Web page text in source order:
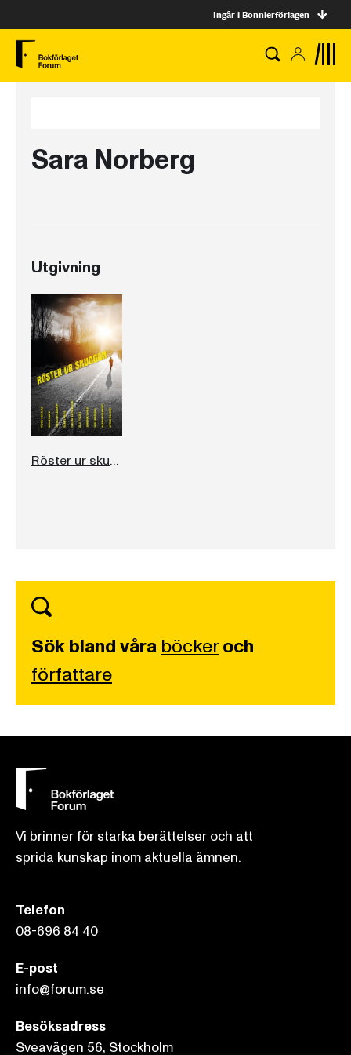
Ingår i Bonnierförlagen
Sara Norberg
Utgivning
Röster ur skuggan
Sök bland våra böckeroch
författare
Vi brinner för starka berättelser och att
sprida kunskap inom aktuella ämnen.
Telefon
08-696 84 40
E-post
info@forum.se
Besöksadress
Sveavägen 56, Stockholm